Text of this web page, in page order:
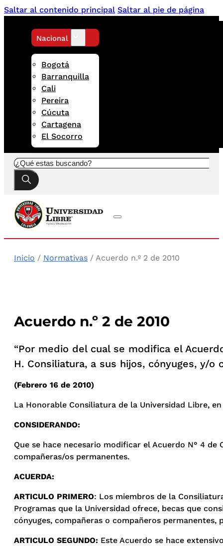
Saltar al contenido principal Saltar al pie de página
Nacional
Bogotá
Barranquilla
Cali
Pereira
Cúcuta
Cartagena
El Socorro
Buscar
Inicio / Normativas / Acuerdo n.º 2 de 2010
Acuerdo n.º 2 de 2010
“Por medio del cual se modifica el
H. Consiliatura, a sus hijos, cónyuges, y/o
(Febrero 16 de 2010)
La Honorable Consiliatura de la Universidad Libre,
CONSIDERANDO:
Que se hace necesario modificar el Acuerdo N° 4
compañeras/os permanentes.
ACUERDA:
ARTICULO PRIMERO: Los miembros de la
Programas que la Universidad ofrece, becas que
cónyuges, compañeras o compañeros
ARTICULO SEGUNDO: Este Acuerdo se hace